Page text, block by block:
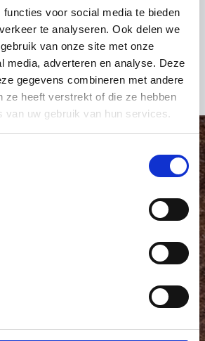
functies voor social media te bieden
te analyseren. Ook delen we
van onze site met onze
media, adverteren en analyse. Deze
gegevens combineren met andere
ze heeft verstrekt of die ze hebben
van uw gebruik van hun services.